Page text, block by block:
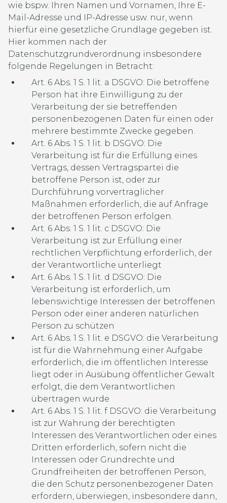
wie bspw. Ihren Namen und Vornamen, Ihre E-
Mail-Adresse und IP-Adresse usw. nur, wenn
hierfür eine gesetzliche Grundlage gegeben ist.
Hier kommen nach der
Datenschutzgrundverordnung insbesondere
folgende Regelungen in Betracht:
Art. 6 Abs. 1 S. 1 lit. a DSGVO: Die betroffene
Person hat ihre Einwilligung zu der
Verarbeitung der sie betreffenden
personenbezogenen Daten für einen oder
mehrere bestimmte Zwecke gegeben.
Art. 6 Abs. 1 S. 1 lit. b DSGVO: Die
Verarbeitung ist für die Erfüllung eines
Vertrags, dessen Vertragspartei die
betroffene Person ist, oder zur
Durchführung vorvertraglicher
Maßnahmen erforderlich, die auf Anfrage
der betroffenen Person erfolgen.
Art. 6 Abs. 1 S. 1 lit. c DSGVO: Die
Verarbeitung ist zur Erfüllung einer
rechtlichen Verpflichtung erforderlich, der
der Verantwortliche unterliegt
Art. 6 Abs. 1 S. 1 lit. d DSGVO: Die
Verarbeitung ist erforderlich, um
lebenswichtige Interessen der betroffenen
Person oder einer anderen natürlichen
Person zu schützen
Art. 6 Abs. 1 S. 1 lit. e DSGVO: die Verarbeitung
ist für die Wahrnehmung einer Aufgabe
erforderlich, die im öffentlichen Interesse
liegt oder in Ausübung öffentlicher Gewalt
erfolgt, die dem Verantwortlichen
übertragen wurde
Art. 6 Abs. 1 S. 1 lit. f DSGVO: die Verarbeitung
ist zur Wahrung der berechtigten
Interessen des Verantwortlichen oder eines
Dritten erforderlich, sofern nicht die
Interessen oder Grundrechte und
Grundfreiheiten der betroffenen Person,
die den Schutz personenbezogener Daten
erfordern, überwiegen, insbesondere dann,